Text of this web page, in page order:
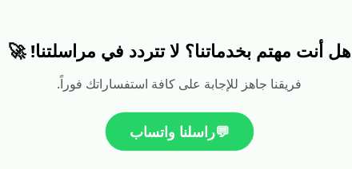
هل أنت مهتم بخدماتنا؟ لا تتردد في مراسلتنا! 🚀
فريقنا جاهز للإجابة على كافة استفساراتك فوراً.
💬راسلنا واتساب